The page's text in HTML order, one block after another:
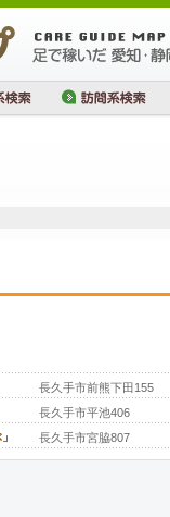
長久手市前熊下田155
長久手市平池406
長久手市宮脇807